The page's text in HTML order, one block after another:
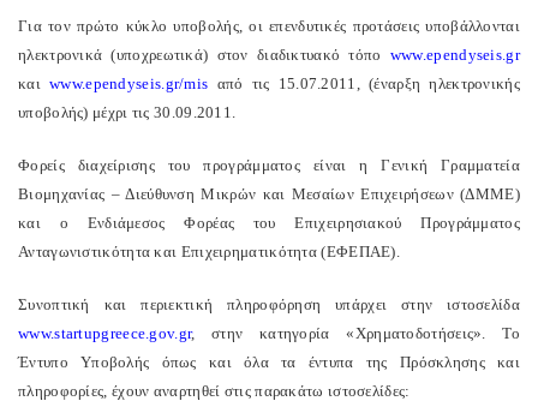
Για τον πρώτο κύκλο υποβολής, οι επενδυτικές προτάσεις υποβάλλονται
ηλεκτρονικά (υποχρεωτικά) στον διαδικτυακό τόπο www.ependyseis.gr
καιwww.ependyseis.gr/mis από τις 15.07.2011, (έναρξη ηλεκτρονικής
υποβολής) μέχρι τις 30.09.2011.
Φορείς διαχείρισης του προγράμματος είναι η Γενική Γραμματεία
Βιομηχανίας – Διεύθυνση Μικρών και Μεσαίων Επιχειρήσεων (ΔΜΜΕ)
και ο Ενδιάμεσος Φορέας του Επιχειρησιακού Προγράμματος
Ανταγωνιστικότητα και Επιχειρηματικότητα (ΕΦΕΠΑΕ).
Συνοπτική και περιεκτική πληροφόρηση υπάρχει στην ιστοσελίδα
www.startupgreece.gov.gr, στην κατηγορία «Χρηματοδοτήσεις». Το
Έντυπο Υποβολής όπως και όλα τα έντυπα της Πρόσκλησης και
πληροφορίες, έχουν αναρτηθεί στις παρακάτω ιστοσελίδες: